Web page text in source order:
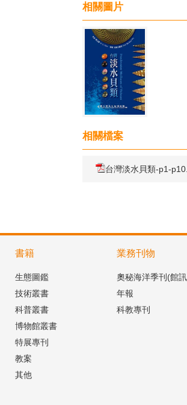
相關圖片
相關檔案
台灣淡水貝類-p1-
書籍
生態圖鑑
技術叢書
科普叢書
博物館叢書
特展專刊
教案
其他
業務刊物
奧秘海洋季刊(館
年報
科教專刊